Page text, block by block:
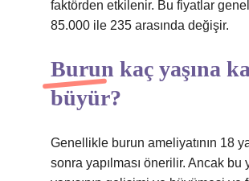
faktörden etkilenir. Bu fiyatlar
85.000 ile 235 arasında değişir.
Burun kaç yaşına
büyür?
Genellikle burun ameliyatının 18
sonra yapılması önerilir. Ancak bu